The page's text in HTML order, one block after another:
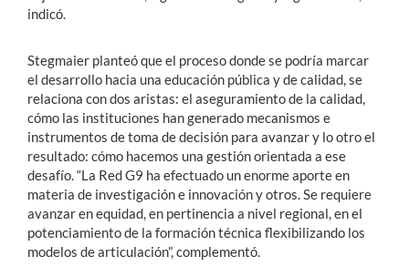
indicó.
Stegmaier planteó que el proceso donde se podría marcar
el desarrollo hacia una educación pública y de calidad, se
relaciona con dos aristas: el aseguramiento de la calidad,
cómo las instituciones han generado mecanismos e
instrumentos de toma de decisión para avanzar y lo otro el
resultado: cómo hacemos una gestión orientada a ese
desafío. “La Red G9 ha efectuado un enorme aporte en
materia de investigación e innovación y otros. Se requiere
avanzar en equidad, en pertinencia a nivel regional, en el
potenciamiento de la formación técnica flexibilizando los
modelos de articulación”, complementó.